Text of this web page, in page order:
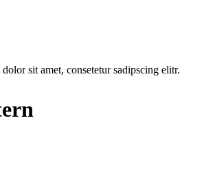
sit amet, consetetur sadipscing elitr.